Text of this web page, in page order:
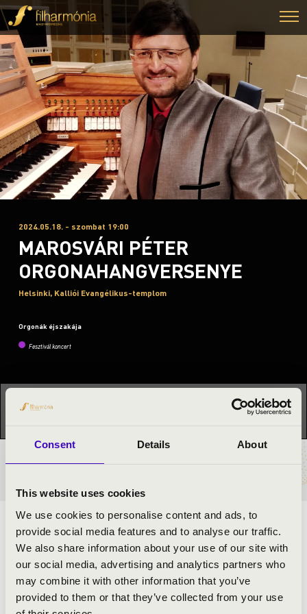
Consent Details About
This website uses cookies
We use cookies to personalise content and ads, to
provide social media features and to analyse our traffic.
We also share information about your use of our site with
our social media, advertising and analytics partners who
may combine it with other information that you’ve
provided to them or that they’ve collected from your use
2024.05.18. - szombat 19:00
MAROSVÁRI PÉTER
ORGONAHANGVERSENYE
Helsinki, Kalliói Evangélikus-templom
Orgonák éjszakája
Fesztivál koncert
Ez a koncert már lezajlott.
Kattints ide az aktuális
ORGONAZENE HATÁROK NÉLKÜL!
ELŐADÓK:
Marosvári Péter- orgona